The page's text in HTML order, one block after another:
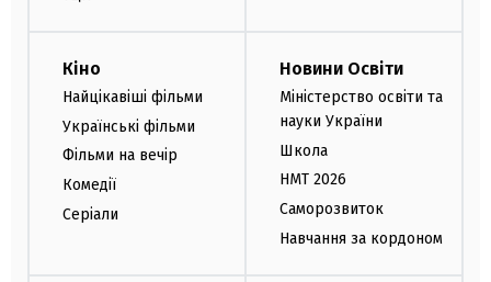
Кіно
Найцікавіші фільми
Українські фільми
Фільми на вечір
Комедії
Серіали
Новини Освіти
Міністерство освіти та
науки України
Школа
НМТ 2026
Саморозвиток
Навчання за кордоном